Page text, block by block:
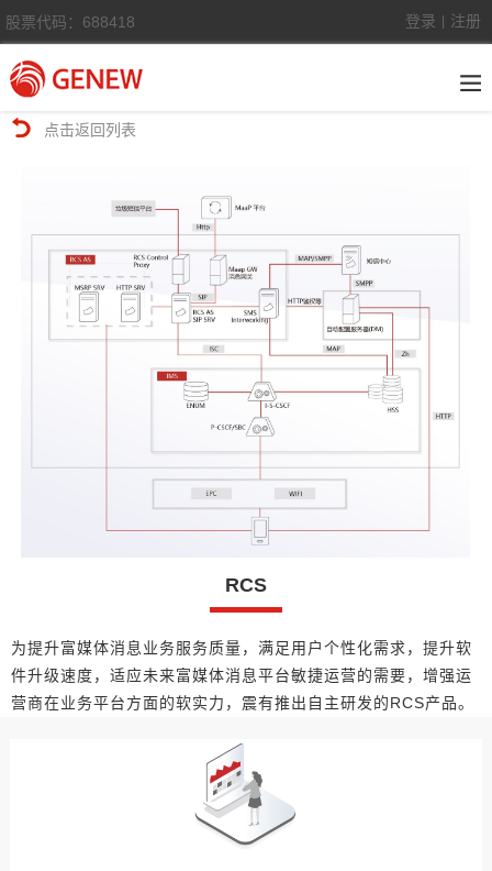
股票代码：688418 登录 注册
点击返回列表
RCS
为提升富媒体消息业务服务质量，满足用户个性化需求，提升软
件升级速度，适应未来富媒体消息平台敏捷运营的需要，增强运
营商在业务平台方面的软实力，震有推出自主研发的RCS产品。